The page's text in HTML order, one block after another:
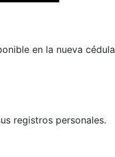
en la nueva cédula
registros personales.